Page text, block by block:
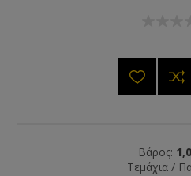
Βάρος:
Τεμάχια /